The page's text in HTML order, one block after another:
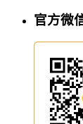
官方微